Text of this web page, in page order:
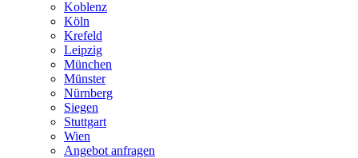
Koblenz
Köln
Krefeld
Leipzig
München
Münster
Nürnberg
Siegen
Stuttgart
Wien
Angebot anfragen